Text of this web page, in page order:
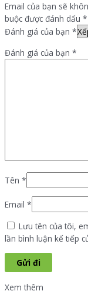
Email của bạn sẽ
buộc được đánh dấu *
Đánh giá của bạn *
Đánh giá của bạn *
Tên *
Email *
Lưu tên của tôi,
lần bình luận kế tiếp
Xem thêm